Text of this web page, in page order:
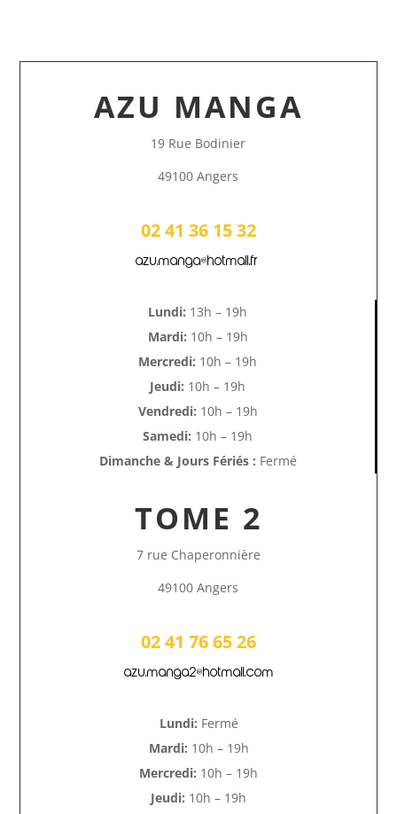
AZU MANGA
19 Rue Bodinier
49100 Angers
02 41 36 15 32
azu.manga@hotmail.fr
Lundi: 13h – 19h
Mardi: 10h – 19h
Mercredi: 10h – 19h
Jeudi: 10h – 19h
Vendredi: 10h – 19h
Samedi: 10h – 19h
Dimanche & Jours Fériés : Fermé
TOME 2
7 rue Chaperonnière
49100 Angers
02 41 76 65 26
azu.manga2@hotmail.com
Lundi: Fermé
Mardi: 10h – 19h
Mercredi: 10h – 19h
Jeudi: 10h – 19h